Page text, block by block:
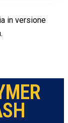
in versione